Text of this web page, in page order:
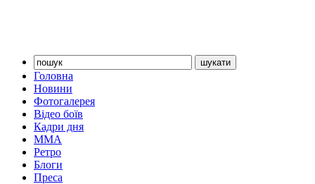
Головна
Новини
Фотогалерея
Відео боїв
Кадри дня
ММА
Ретро
Блоги
Преса